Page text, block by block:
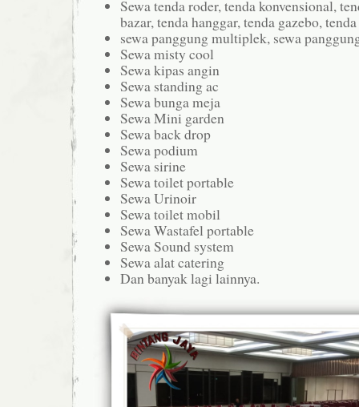
Sewa tenda roder, tenda konvensional,
bazar, tenda hanggar, tenda gazebo,
sewa panggung multiplek, sewa
Sewa misty cool
Sewa kipas angin
Sewa standing ac
Sewa bunga meja
Sewa Mini garden
Sewa back drop
Sewa podium
Sewa sirine
Sewa toilet portable
Sewa Urinoir
Sewa toilet mobil
Sewa Wastafel portable
Sewa Sound system
Sewa alat catering
Dan banyak lagi lainnya.